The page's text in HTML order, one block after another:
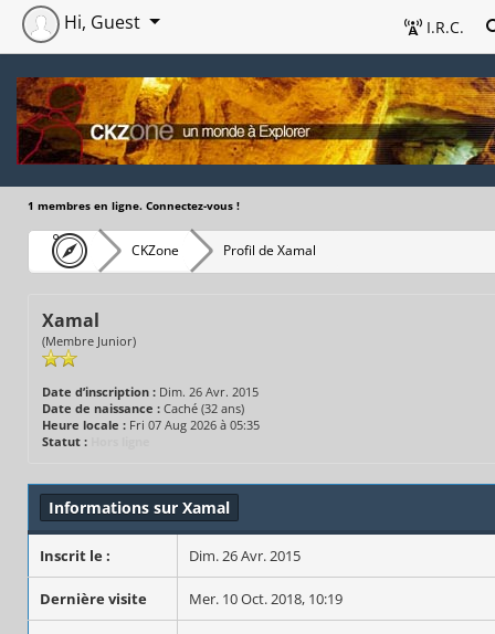
I.R.C.
Hi, Guest
1 membres en ligne. Connectez-vous !
CKZone Profil de Xamal
Xamal
(Membre Junior)
Date d’inscription : Dim. 26 Avr. 2015
Date de naissance : Caché (32 ans)
Heure locale : Fri 07 Aug 2026 à 05:35
Statut :
Informations sur Xamal
Inscrit le : Dim. 26 Avr. 2015
Dernière visite Mer. 10 Oct. 2018, 10:19